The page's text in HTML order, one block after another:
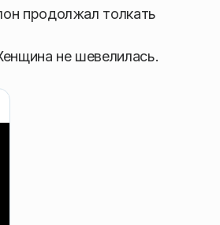
продолжал толкать
не шевелилась.